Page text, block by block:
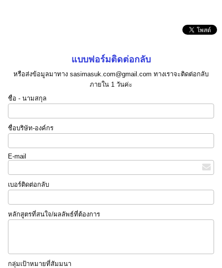
แบบฟอร์มติดต่อกลับ
หรือส่งข้อมูลมาทาง sasimasuk.com@gmail.com ทางเราจะติดต่อกลับ
ภายใน 1 วันค่ะ
ชื่อ - นามสกุล
ชื่อบริษัท-องค์กร
E-mail
เบอร์ติดต่อกลับ
หลักสูตรที่สนใจ/ผลลัพธ์ที่ต้องการ
กลุ่มเป้าหมายที่สัมมนา